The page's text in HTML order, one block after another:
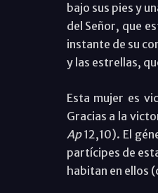
bajo sus pies y
del Señor, que
instante de su
y las estrellas,
Esta mujer es
Gracias a la
Ap12,10). El
partícipes de
habitan en ellos